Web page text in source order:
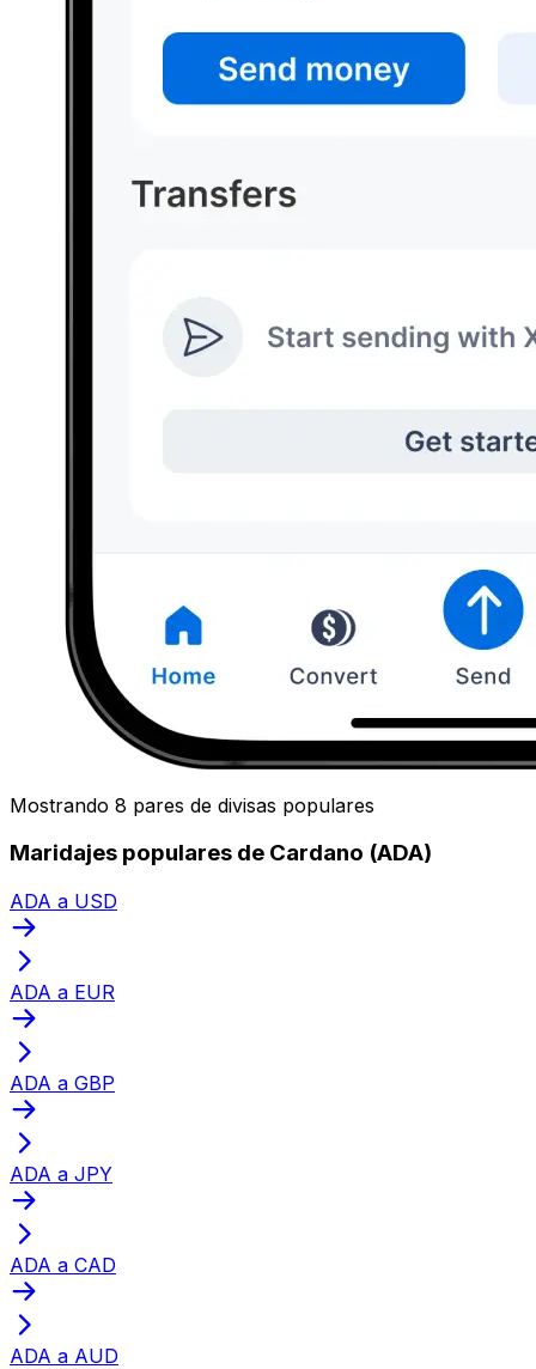
Mostrando 8 pares de divisas populares
Maridajes populares de Cardano (ADA)
ADA a USD
ADA a EUR
ADA a GBP
ADA a JPY
ADA a CAD
ADA a AUD